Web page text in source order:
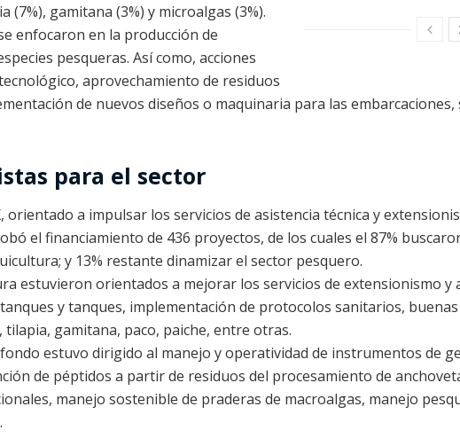
(7%), gamitana (3%) y microalgas (3%).
enfocaron en la producción de
pesqueras. Así como, acciones
aprovechamiento de residuos
de nuevos diseños o maquinaria para las embarcaciones,
para el sector
orientado a impulsar los servicios de asistencia técnica y
el financiamiento de 436 proyectos, de los cuales el 87%
y 13% restante dinamizar el sector pesquero.
estuvieron orientados a mejorar los servicios de extensionismo y
y tanques, implementación de protocolos sanitarios,
tilapia, gamitana, paco, paiche, entre otras.
fondo estuvo dirigido al manejo y operatividad de instrumentos de
de péptidos a partir de residuos del procesamiento de
manejo sostenible de praderas de macroalgas, manejo